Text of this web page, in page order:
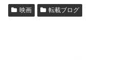
映画 転載ブログ